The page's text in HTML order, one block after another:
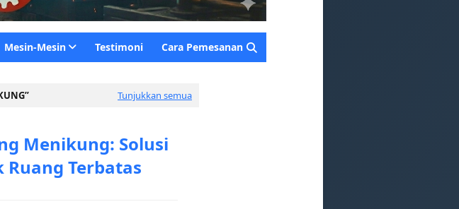
Mesin-Mesin Testimoni Cara Pemesanan
Tunjukkan semua
Menikung: Solusi
Terbatas